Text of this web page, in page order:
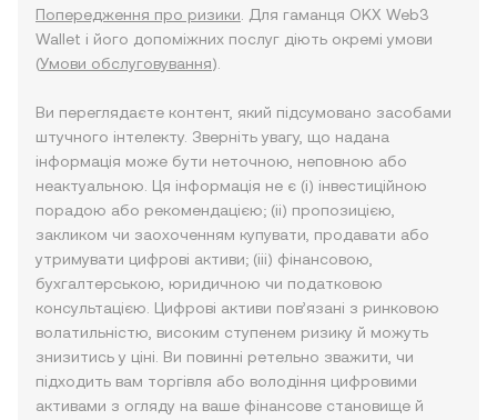
Попередження про ризики . Для гаманця OKX Web3
Wallet і його допоміжних послуг діють окремі умови
(Умови обслуговування).
Ви переглядаєте контент, який підсумовано засобами
штучного інтелекту. Зверніть увагу, що надана
інформація може бути неточною, неповною або
неактуальною. Ця інформація не є (i) інвестиційною
порадою або рекомендацією; (ii) пропозицією,
закликом чи заохоченням купувати, продавати або
утримувати цифрові активи; (iii) фінансовою,
бухгалтерською, юридичною чи податковою
консультацією. Цифрові активи пов’язані з ринковою
волатильністю, високим ступенем ризику й можуть
знизитись у ціні. Ви повинні ретельно зважити, чи
підходить вам торгівля або володіння цифровими
активами з огляду на ваше фінансове становище й